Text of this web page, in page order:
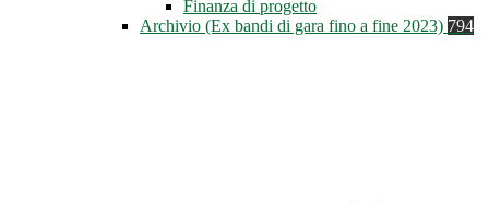
Finanza di progetto
Archivio (Ex bandi di gara fino a fine 2023) 794